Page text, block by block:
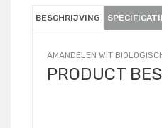
BESCHRIJVING
AMANDELEN WIT
PRODUCT